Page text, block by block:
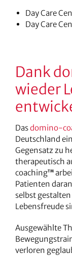
Day Care
Day Care
Dank
wieder
Dasdomino-
Deutschland
Gegensatz zu
therapeutisch
coachingTM
Patienten
selbst
Lebensfreude
Ausgewählte
verloren